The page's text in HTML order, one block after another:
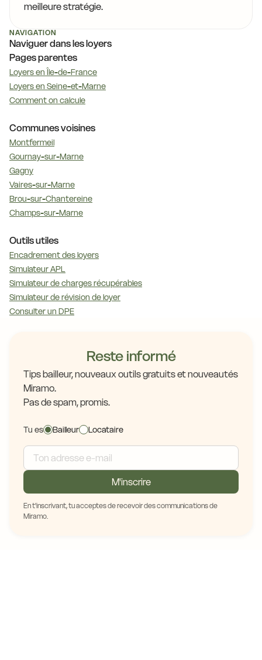
meilleure stratégie.
NAVIGATION
Naviguer dans les loyers
Pages parentes
Loyers en Île-de-France
Loyers en Seine-et-Marne
Comment on calcule
Communes voisines
Montfermeil
Gournay-sur-Marne
Gagny
Vaires-sur-Marne
Brou-sur-Chantereine
Champs-sur-Marne
Outils utiles
Encadrement des loyers
Simulateur APL
Simulateur de charges récupérables
Simulateur de révision de loyer
Consulter un DPE
Reste informé
Tips bailleur, nouveaux outils gratuits et nouveautés
Miramo.
Pas de spam, promis.
Tu es Bailleur Locataire
M'inscrire
En t'inscrivant, tu acceptes de recevoir des communications de
Miramo.